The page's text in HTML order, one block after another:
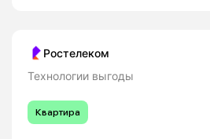
Ростелеком
Технологии выгоды
Квартира